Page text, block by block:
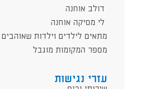
דולב אוחנה
לי מסיקה אוחנה
מתאים לילדים וילדות
מספר המקומות מוגבל
עזרי נגישות